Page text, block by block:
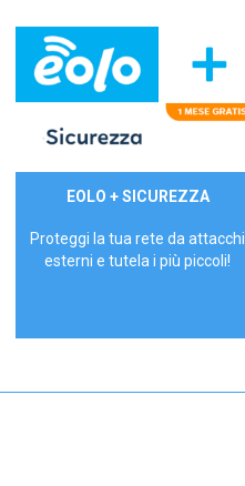
29,90€/mese
EOLO + SICUREZZA
Proteggi la tua rete da attacchi
esterni e tutela i più piccoli!